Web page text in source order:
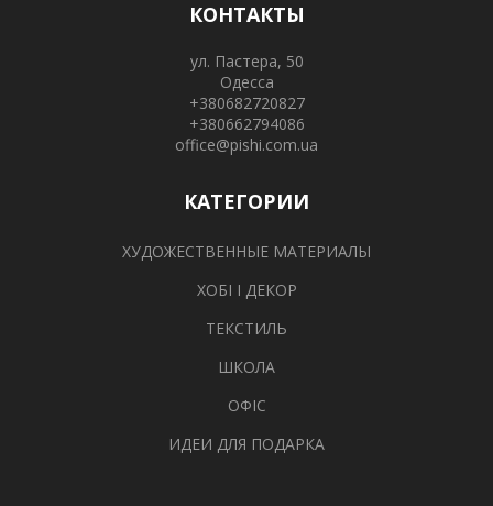
КОНТАКТЫ
ул. Пастера, 50
Одесса
+380682720827
+380662794086
office@pishi.com.ua
КАТЕГОРИИ
ХУДОЖЕСТВЕННЫЕ МАТЕРИАЛЫ
ХОБІ І ДЕКОР
ТЕКСТИЛЬ
ШКОЛА
ОФІС
ИДЕИ ДЛЯ ПОДАРКА